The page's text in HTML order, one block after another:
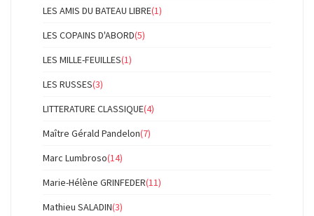
LES AMIS DU BATEAU LIBRE(1)
LES COPAINS D'ABORD(5)
LES MILLE-FEUILLES(1)
LES RUSSES(3)
LITTERATURE CLASSIQUE(4)
Maître Gérald Pandelon(7)
Marc Lumbroso(14)
Marie-Hélène GRINFEDER(11)
Mathieu SALADIN(3)